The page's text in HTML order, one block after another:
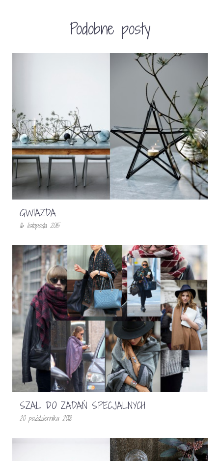
Podobne posty
GWIAZDA
16 listopada 2015
SZAL DO ZADAŃ SPECJALNYCH
20 października 2018